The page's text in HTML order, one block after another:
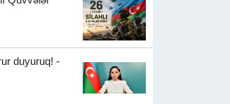
duyuruq! -